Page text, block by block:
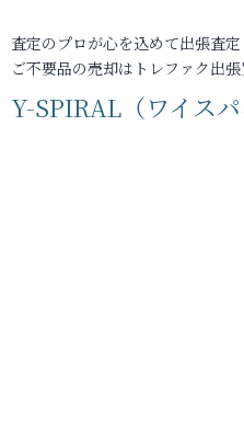
査定のプロが心を込めて出張査定
ご不要品の売却はトレファク出
Y-SPIRAL（ワイスパ